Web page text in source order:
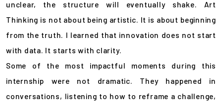
unclear, the structure will eventually shake. Art
Thinking is not about being artistic. It is about beginning
from the truth. I learned that innovation does not start
with data. It starts with clarity.
Some of the most impactful moments during this
internship were not dramatic. They happened in
conversations, listening to how to reframe a challenge,